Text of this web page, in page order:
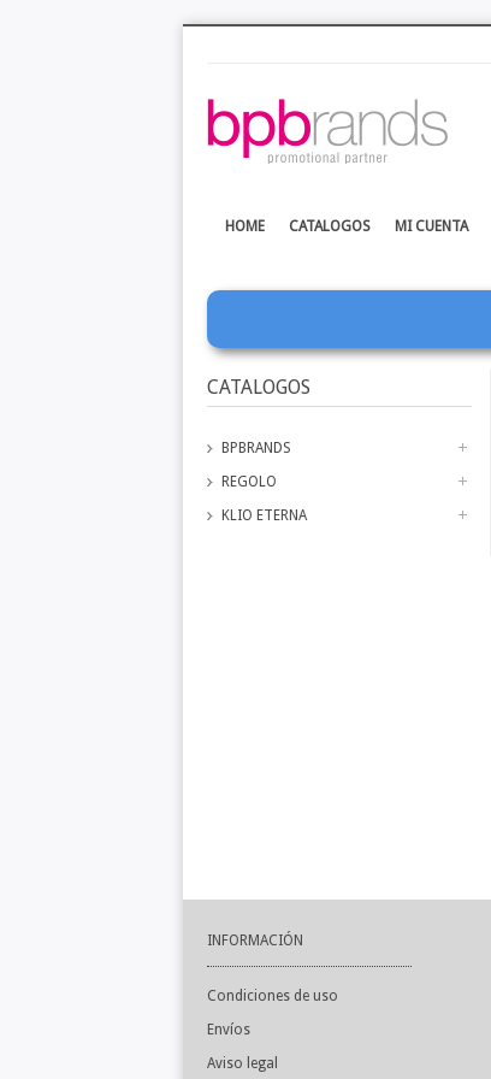
HOME CATALOGOS MI CUENTA
CATALOGOS
BPBRANDS
REGOLO
KLIO ETERNA
INFORMACIÓN
Condiciones de uso
Envíos
Aviso legal